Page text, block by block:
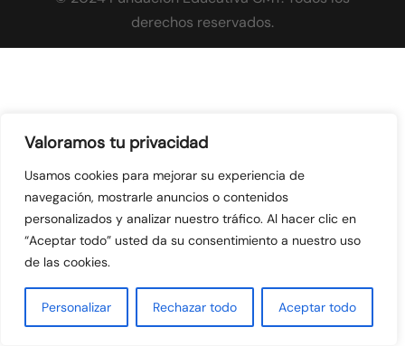
Valoramos tu privacidad
Usamos cookies para mejorar su experiencia de
navegación, mostrarle anuncios o contenidos
personalizados y analizar nuestro tráfico. Al hacer clic en
“Aceptar todo” usted da su consentimiento a nuestro uso
de las cookies.
Personalizar Rechazar todo Aceptar todo
derechos reservados.